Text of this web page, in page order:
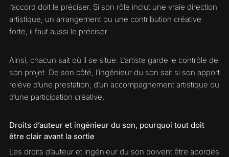
l’accord doit le préciser. Si son rôle inclut une vraie direction
artistique, un arrangement ou une contribution créative
forte, il faut aussi le préciser.
Ainsi, chacun sait où il se situe. L’artiste garde le contrôle de
son projet. De son côté, l’ingénieur du son sait si son apport
relève d’une prestation, d’un accompagnement artistique ou
d’une participation créative.
Droits d’auteur et ingénieur du son, pourquoi tout doit
être clair avant la sortie
Les droits d’auteur et ingénieur du son doivent être abordés